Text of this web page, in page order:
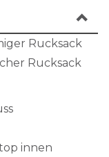
Rucksack
Rucksack
innen